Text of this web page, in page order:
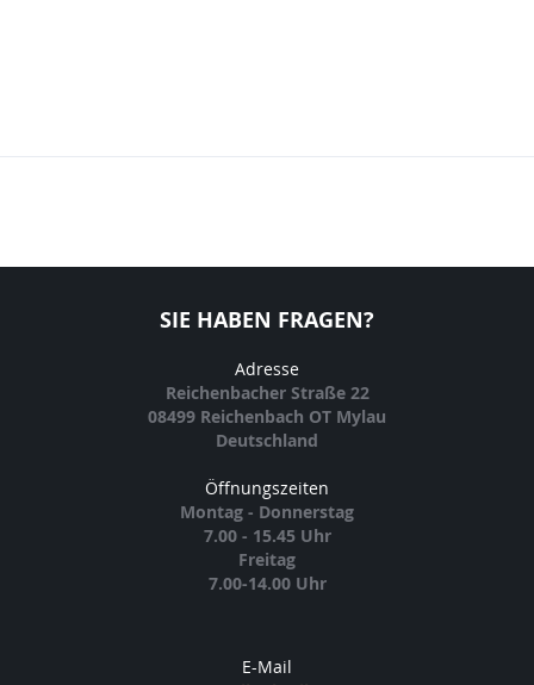
SIE HABEN FRAGEN?
Adresse
Reichenbacher Straße 22
08499 Reichenbach OT Mylau
Deutschland
Öffnungszeiten
Montag - Donnerstag
7.00 - 15.45 Uhr
Freitag
7.00-14.00 Uhr
E-Mail